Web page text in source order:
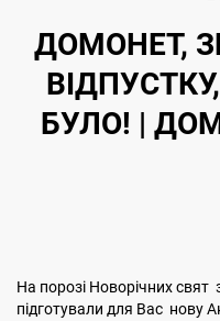
ДОМОНЕТ,
БУЛО! |
На порозі Новорічних свят
підготували для Вас нову